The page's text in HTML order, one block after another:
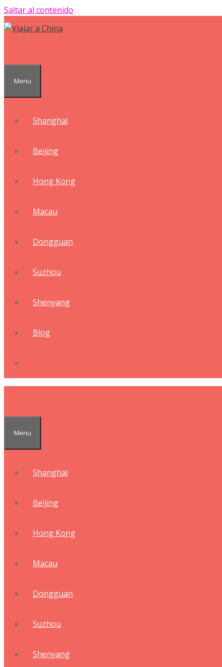
Saltar al contenido
Menu
Shanghai
Beijing
Hong Kong
Macau
Dongguan
Suzhou
Shenyang
Blog
Menu
Shanghai
Beijing
Hong Kong
Macau
Dongguan
Suzhou
Shenyang